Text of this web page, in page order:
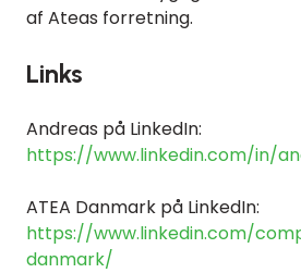
af Ateas forretning.
Links
Andreas på LinkedIn:
https://www.linkedin.com/in/
ATEA Danmark på LinkedIn:
https://www.linkedin.com/
danmark/